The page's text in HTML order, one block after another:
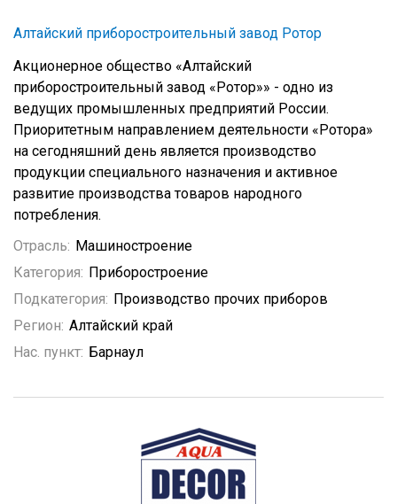
Алтайский приборостроительный завод Ротор
Акционерное общество «Алтайский
приборостроительный завод «Ротор»» - одно из
ведущих промышленных предприятий России.
Приоритетным направлением деятельности «Ротора»
на сегодняшний день является производство
продукции специального назначения и активное
развитие производства товаров народного
потребления.
Отрасль: Машиностроение
Категория: Приборостроение
Подкатегория: Производство прочих приборов
Регион: Алтайский край
Нас. пункт: Барнаул